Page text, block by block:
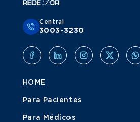
Central
3003-3230
HOME
Para Pacientes
Para Médicos